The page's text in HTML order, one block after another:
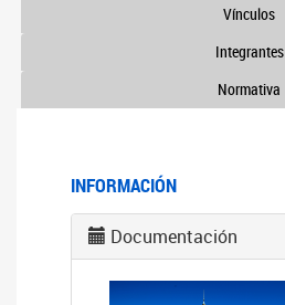
Vínculos
Integrantes
Normativa
INFORMACIÓN
Documentación